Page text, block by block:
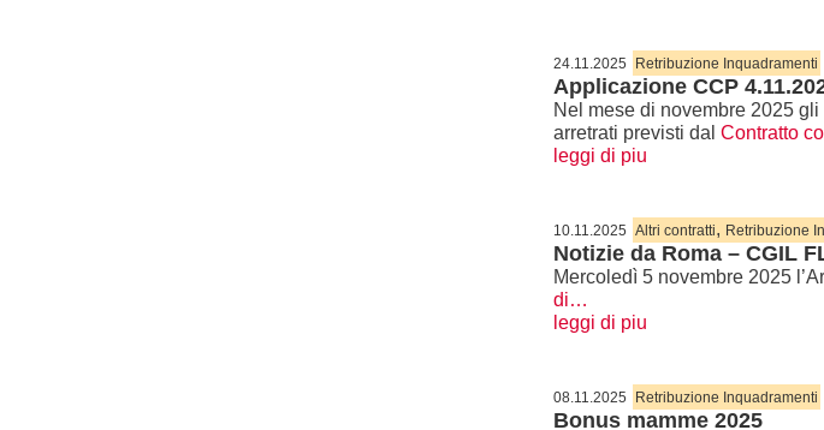
24.11.2025 Retribuzione Inquadramenti
Applicazione CCP
Nel mese di novembre 2025
arretrati previsti dal Contratto
leggi di piu
10.11.2025 Altri contratti, Retribuzione
Notizie da Roma – CGIL
Mercoledì 5 novembre 2025
di…
leggi di piu
08.11.2025 Retribuzione Inquadramenti
Bonus mamme 2025